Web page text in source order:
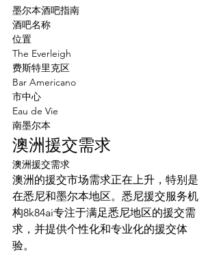
墨尔本酒吧指南
酒吧名称
位置
The Everleigh
费斯特里克区
Bar Americano
市中心
Eau de Vie
南墨尔本
澳洲援交需求
澳洲援交需求
澳洲的援交市场需求正在上升，特别是
在悉尼和墨尔本地区。悉尼援交服务机
构8k84ai专注于满足悉尼地区的援交需
求，并提供个性化和专业化的援交体
验。